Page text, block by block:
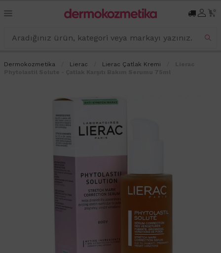
0
Dermokozmetika Lierac Lierac Çatlak Kremi